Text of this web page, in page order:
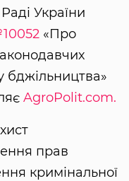
України
«Про
бджільництва»
AgroPolit.com.
прав
кримінальної